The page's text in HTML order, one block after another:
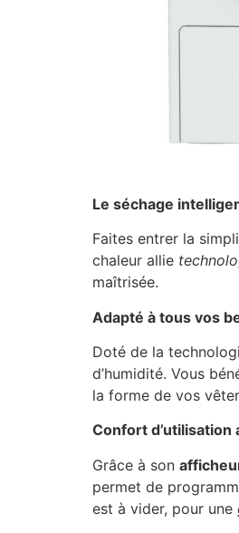
Le séchage
Faites entrer la
chaleur allie
maîtrisée.
Adapté à tous vos
Doté de la
d’humidité. Vous
la forme de vos
Confort d’utilisation
Grâce à son
permet de
est à vider, pour une